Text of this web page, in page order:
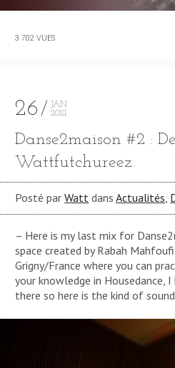
3 702 VUES
26
JAN
2021
Danse2maison #2 :
Wattfutchureez.
Posté parWatt dansActualités,
– Here is my last mix for
space created by Rabah
Grigny/France where you can
your knowledge in
there so here is the kind of